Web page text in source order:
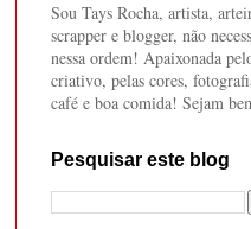
Sou Tays Rocha, artista,
scrapper e blogger, não
nessa ordem! Apaixonada
criativo, pelas cores,
café e boa comida! Sejam
Pesquisar este blog